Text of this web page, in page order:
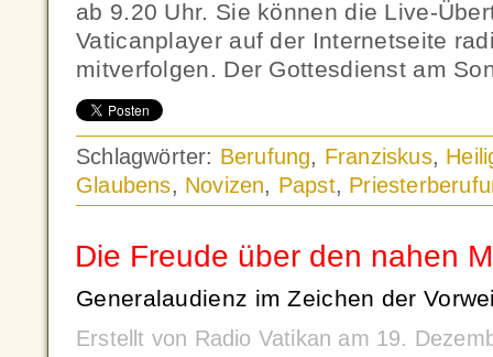
ab 9.20 Uhr. Sie können die Live-
Vaticanplayer auf der Internetseite
mitverfolgen. Der Gottesdienst am
Schlagwörter: Berufung, Franziskus,
Glaubens, Novizen, Papst,
Die Freude über den nahen
Generalaudienz im Zeichen der
Erstellt von Radio Vatikan am 19.